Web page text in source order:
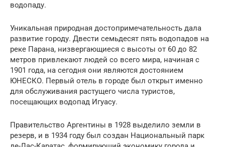
водопаду.
Уникальная природная достопримечательность дала
развитие городу. Двести семьдесят пять водопадов на
реке Парана, низвергающиеся с высоты от 60 до 82
метров привлекают людей со всего мира, начиная с
1901 года, на сегодня они являются достоянием
ЮНЕСКО. Первый отель в городе был открыт именно
для обслуживания растущего числа туристов,
посещающих водопад Игуасу.
Правительство Аргентины в 1928 выделило земли в
резерв, и в 1934 году был создан Национальный парк